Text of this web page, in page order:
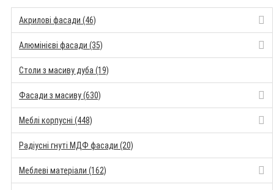
Акрилові фасади (46)
Алюмінієві фасади (35)
Столи з масиву дуба (19)
Фасади з масиву (630)
Меблі корпусні (448)
Радіусні гнуті МДФ фасади (20)
Меблеві матеріали (162)